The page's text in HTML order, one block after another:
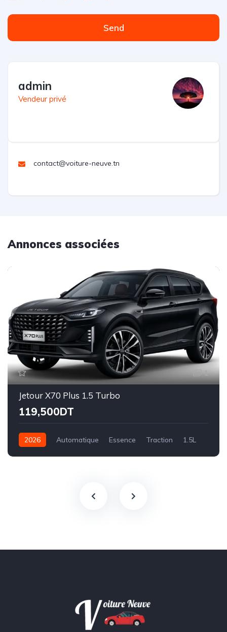
Send
admin
Vendeur privé
contact@voiture-neuve.tn
Annonces associées
1
Jetour X70 Plus 1.5 Turbo
119,500DT
2026 Automatique Essence Traction 1.5L